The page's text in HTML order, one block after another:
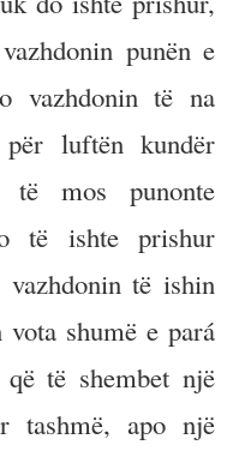
punën e
vazhdonin të na
luftën kundër
të mos punonte
të ishte prishur
të ishin
shumë e pará
të shembet një
tashmë, apo një